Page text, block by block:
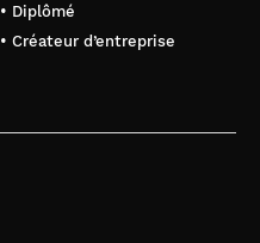
• Diplômé
• Créateur d’entreprise